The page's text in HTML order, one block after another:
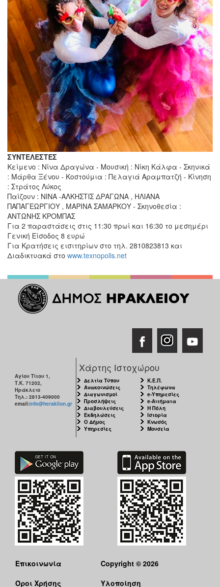
ΣΥΝΤΕΛΕΣΤΕΣ
Κείμενο : Νίνα Δραγώνα - Μουσική : Νίκη Κάλφα - Σκηνικά
: Μάρθα Ξένου - Κοστούμια : Πελαγιά Αραμπατζή - Κίνηση
: Στράτος Λύκος
Παίζουν : ΝΙΝΑ -ΑΛΚΗΣΤΙΣ ΔΡΑΓΩΝΑ , ΗΛΙΑΝΑ
ΠΑΠΑΓΕΩΡΓΙΟΥ , ΜΑΡΙΝΑ ΣΑΜΑΡΚΟΥ - Σκηνοθεσία :
ΑΝΤΩΝΗΣ ΚΡΟΜΠΑΣ
Για 2 παραστάσεις στις 11:30 πρωί και 16:30 το μεσημέρι
Γενική Είσοδος 8 ευρώ
Για Κρατήσεις εισιτηρίων στο τηλ. 2810823813 και
Διαδικτυακά στο www.texnopolis.net
Αγίου Τίτου 1,
Τ.Κ. 71202,
Ηράκλειο
Τηλ.: 2813-409000
email:info@heraklion.gr
Χάρτης Ιστοχώρου
Δελτία Τύπου
Ανακοινώσεις
Διαγωνισμοί
Προσλήψεις
Διαβουλεύσεις
Εκδηλώσεις
Ο Δήμος
Υπηρεσίες
Κ.Ε.Π.
Τηλέφωνα
e-Υπηρεσίες
e-Αιτήματα
Η Πόλη
Ιστορία
Κνωσός
Μουσεία
Επικοινωνία
Όροι Χρήσης
Copyright © 2026
Υλοποίηση